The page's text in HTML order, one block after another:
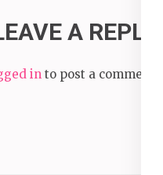
A REPLY
in to post a comment.